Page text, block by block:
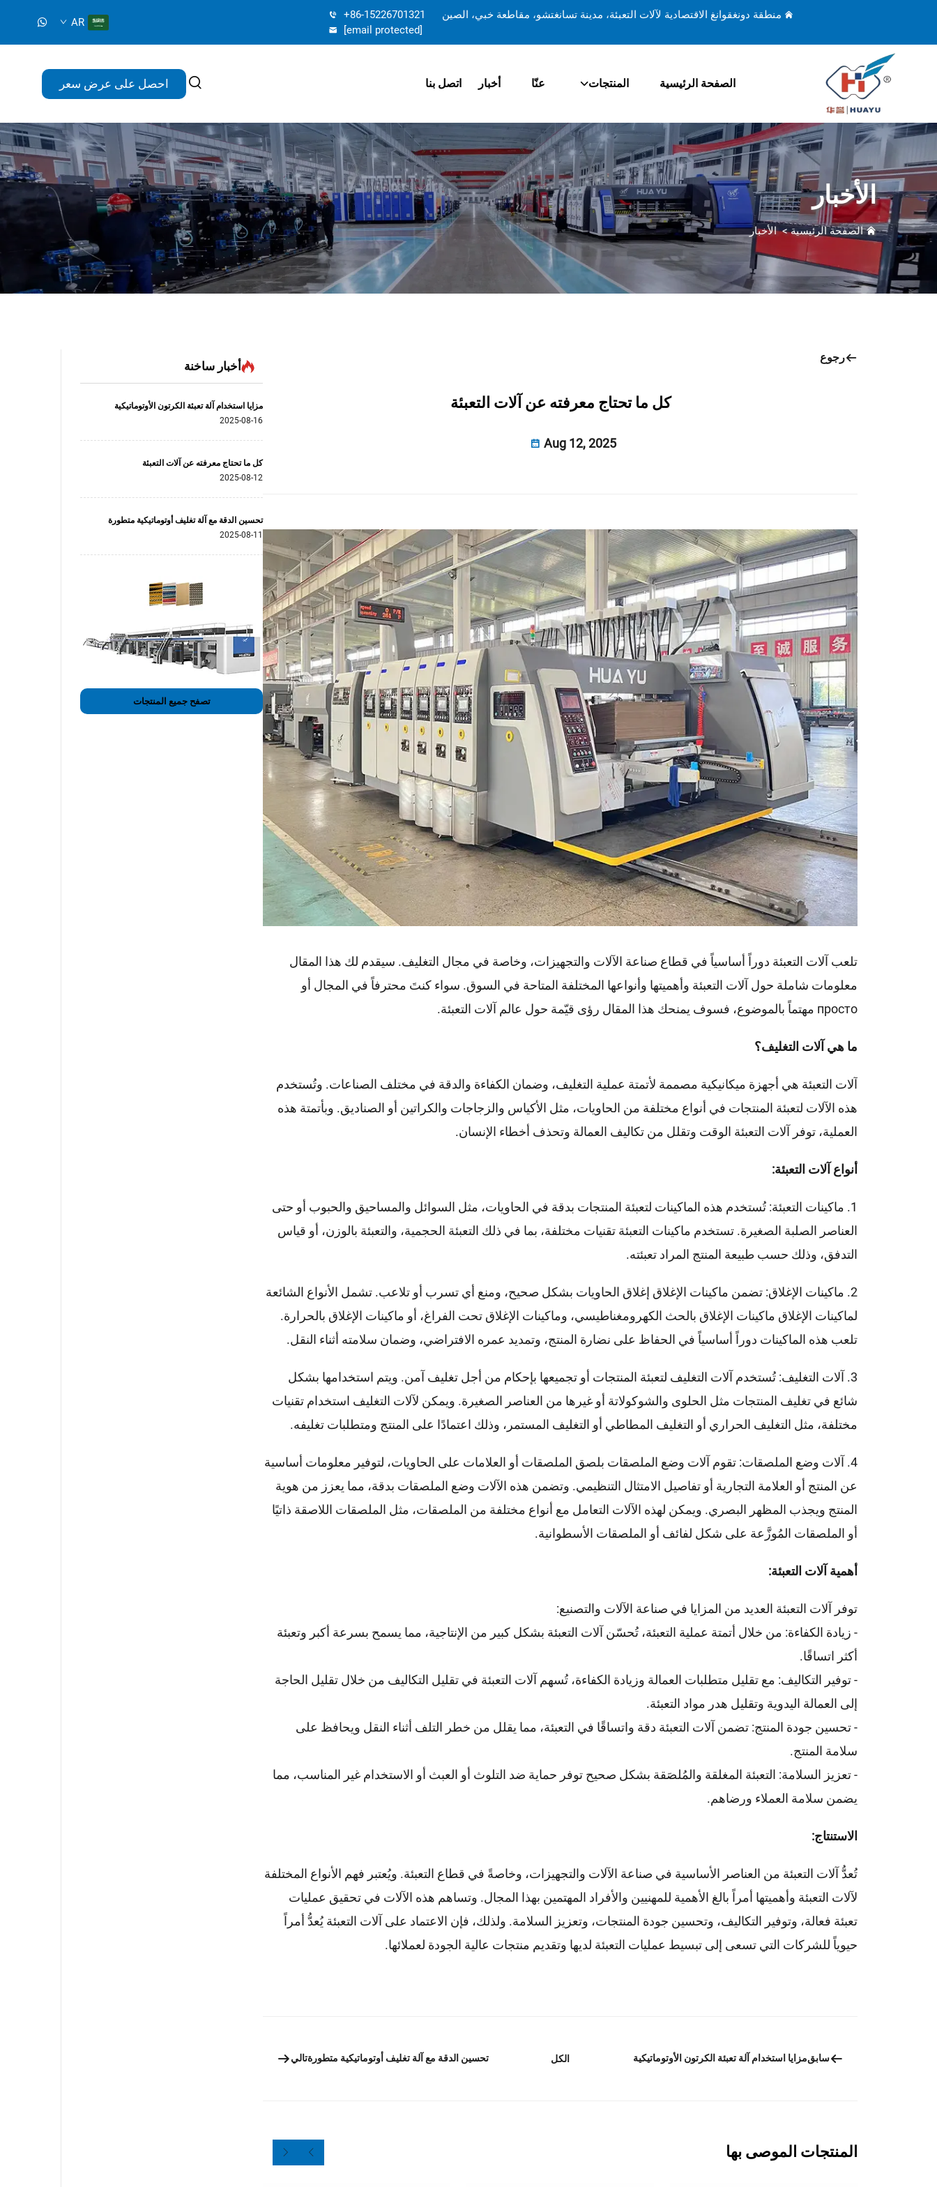
منطقة دونغقوانغ الاقتصادية لآلات التعبئة، مدينة تسانغتشو، مقاطعة خبي، الصين
+86-15226701321
[email protected]
AR
الصفحة الرئيسية المنتجات عنّا أخبار اتصل بنا احصل على عرض سعر
الأخبار
الصفحة الرئيسية>الأخبار
رجوع
كل ما تحتاج معرفته عن آلات التعبئة
Aug 12, 2025
تلعب آلات التعبئة دوراً أساسياً في قطاع صناعة الآلات والتجهيزات، وخاصة في مجال التغليف. سيقدم لك هذا المقال
معلومات شاملة حول آلات التعبئة وأهميتها وأنواعها المختلفة المتاحة في السوق. سواء كنتَ محترفاً في المجال أو
просто مهتماً بالموضوع، فسوف يمنحك هذا المقال رؤى قيّمة حول عالم آلات التعبئة.
ما هي آلات التغليف؟
آلات التعبئة هي أجهزة ميكانيكية مصممة لأتمتة عملية التغليف، وضمان الكفاءة والدقة في مختلف الصناعات. وتُستخدم
هذه الآلات لتعبئة المنتجات في أنواع مختلفة من الحاويات، مثل الأكياس والزجاجات والكراتين أو الصناديق. وبأتمتة هذه
العملية، توفر آلات التعبئة الوقت وتقلل من تكاليف العمالة وتحذف أخطاء الإنسان.
أنواع آلات التعبئة:
1. ماكينات التعبئة: تُستخدم هذه الماكينات لتعبئة المنتجات بدقة في الحاويات، مثل السوائل والمساحيق والحبوب أو حتى
العناصر الصلبة الصغيرة. تستخدم ماكينات التعبئة تقنيات مختلفة، بما في ذلك التعبئة الحجمية، والتعبئة بالوزن، أو قياس
التدفق، وذلك حسب طبيعة المنتج المراد تعبئته.
2. ماكينات الإغلاق: تضمن ماكينات الإغلاق إغلاق الحاويات بشكل صحيح، ومنع أي تسرب أو تلاعب. تشمل الأنواع الشائعة
لماكينات الإغلاق ماكينات الإغلاق بالحث الكهرومغناطيسي، وماكينات الإغلاق تحت الفراغ، أو ماكينات الإغلاق بالحرارة.
تلعب هذه الماكينات دوراً أساسياً في الحفاظ على نضارة المنتج، وتمديد عمره الافتراضي، وضمان سلامته أثناء النقل.
3. آلات التغليف: تُستخدم آلات التغليف لتعبئة المنتجات أو تجميعها بإحكام من أجل تغليف آمن. ويتم استخدامها بشكل
شائع في تغليف المنتجات مثل الحلوى والشوكولاتة أو غيرها من العناصر الصغيرة. ويمكن لآلات التغليف استخدام تقنيات
مختلفة، مثل التغليف الحراري أو التغليف المطاطي أو التغليف المستمر، وذلك اعتمادًا على المنتج ومتطلبات تغليفه.
4. آلات وضع الملصقات: تقوم آلات وضع الملصقات بلصق الملصقات أو العلامات على الحاويات، لتوفير معلومات أساسية
عن المنتج أو العلامة التجارية أو تفاصيل الامتثال التنظيمي. وتضمن هذه الآلات وضع الملصقات بدقة، مما يعزز من هوية
المنتج ويجذب المظهر البصري. ويمكن لهذه الآلات التعامل مع أنواع مختلفة من الملصقات، مثل الملصقات اللاصقة ذاتيًا
أو الملصقات المُوزَّعة على شكل لفائف أو الملصقات الأسطوانية.
أهمية آلات التعبئة:
توفر آلات التعبئة العديد من المزايا في صناعة الآلات والتصنيع:
- زيادة الكفاءة: من خلال أتمتة عملية التعبئة، تُحسّن آلات التعبئة بشكل كبير من الإنتاجية، مما يسمح بسرعة أكبر وتعبئة
أكثر اتساقًا.
- توفير التكاليف: مع تقليل متطلبات العمالة وزيادة الكفاءة، تُسهم آلات التعبئة في تقليل التكاليف من خلال تقليل الحاجة
إلى العمالة اليدوية وتقليل هدر مواد التعبئة.
- تحسين جودة المنتج: تضمن آلات التعبئة دقة واتساقًا في التعبئة، مما يقلل من خطر التلف أثناء النقل ويحافظ على
سلامة المنتج.
- تعزيز السلامة: التعبئة المغلقة والمُلصَقة بشكل صحيح توفر حماية ضد التلوث أو العبث أو الاستخدام غير المناسب، مما
يضمن سلامة العملاء ورضاهم.
الاستنتاج:
تُعدُّ آلات التعبئة من العناصر الأساسية في صناعة الآلات والتجهيزات، وخاصةً في قطاع التعبئة. ويُعتبر فهم الأنواع المختلفة
لآلات التعبئة وأهميتها أمراً بالغ الأهمية للمهنيين والأفراد المهتمين بهذا المجال. وتساهم هذه الآلات في تحقيق عمليات
تعبئة فعالة، وتوفير التكاليف، وتحسين جودة المنتجات، وتعزيز السلامة. ولذلك، فإن الاعتماد على آلات التعبئة يُعدُّ أمراً
حيوياً للشركات التي تسعى إلى تبسيط عمليات التعبئة لديها وتقديم منتجات عالية الجودة لعملائها.
سابقمزايا استخدام آلة تعبئة الكرتون الأوتوماتيكية الكل تحسين الدقة مع آلة تغليف أوتوماتيكية متطورةتالي
المنتجات الموصى بها
أخبار ساخنة
مزايا استخدام آلة تعبئة الكرتون الأوتوماتيكية
2025-08-16
كل ما تحتاج معرفته عن آلات التعبئة
2025-08-12
تحسين الدقة مع آلة تغليف أوتوماتيكية متطورة
2025-08-11
تصفح جميع المنتجات